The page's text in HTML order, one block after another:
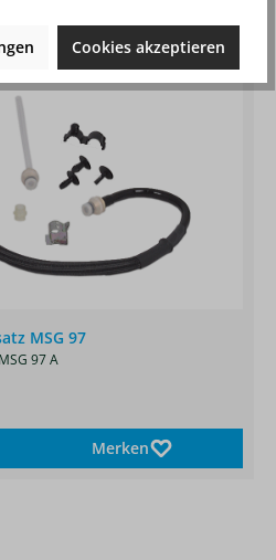
MSG 97
MSG 97 A
Merken
Cookies akzeptieren